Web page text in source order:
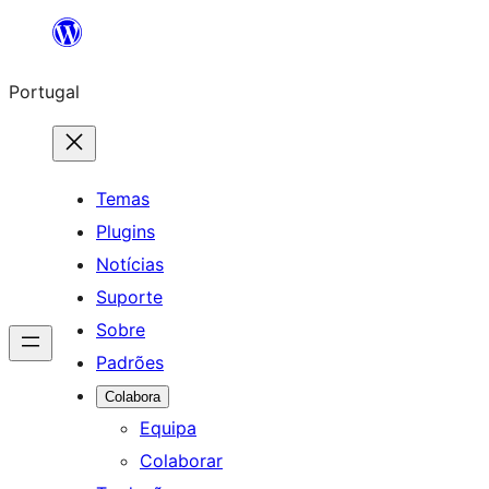
Saltar
o
conteúdo
Portugal
Temas
Plugins
Notícias
Suporte
Sobre
Padrões
Colabora
Equipa
Colaborar